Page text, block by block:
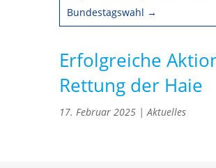
Bundestagswahl →
Erfolgreiche
Rettung der Haie
17. Februar 2025|Aktuelles